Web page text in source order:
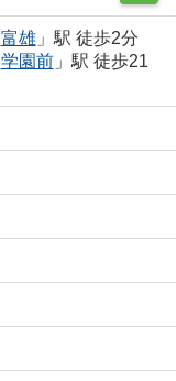
富雄」駅 徒歩2分
学園前」駅 徒歩21